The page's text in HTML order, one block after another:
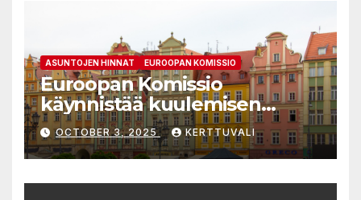
ASUNTOJEN HINNAT EUROOPAN KOMISSIO
Euroopan Komissio
käynnistää kuulemisen
kohtuuhintaisten asuntojen
saatavuuden parantamiseen
tähtäävistä tarkistetuista
valtiontukisäännöistä
OCTOBER 3, 2025 KERTTUVALI